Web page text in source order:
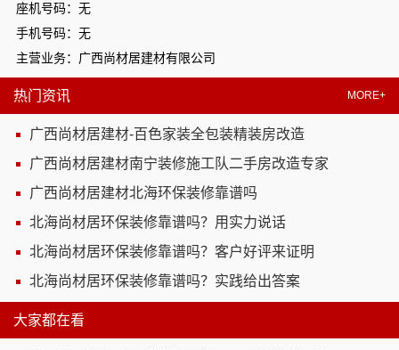
座机号码：无
手机号码：无
主营业务：广西尚材居建材有限公司
热门资讯 MORE+
广西尚材居建材-百色家装全包装精装房改造
广西尚材居建材南宁装修施工队二手房改造专家
广西尚材居建材北海环保装修靠谱吗
北海尚材居环保装修靠谱吗？用实力说话
北海尚材居环保装修靠谱吗？客户好评来证明
北海尚材居环保装修靠谱吗？实践给出答案
大家都在看